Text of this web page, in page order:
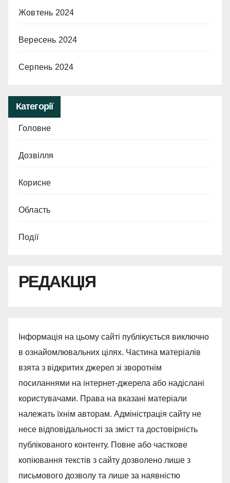
Жовтень 2024
Вересень 2024
Серпень 2024
Категорії
Головне
Дозвілля
Корисне
Область
Події
РЕДАКЦІЯ
Інформація на цьому сайті публікується виключно
в ознайомлювальних цілях. Частина матеріалів
взята з відкритих джерел зі зворотнім
посиланнями на інтернет-джерела або надіслані
користувачами. Права на вказані матеріали
належать їхнім авторам. Адміністрація сайту не
несе відповідальності за зміст та достовірність
публікованого контенту. Повне або часткове
копіювання текстів з сайту дозволено лише з
письмового дозволу та лише за наявністю